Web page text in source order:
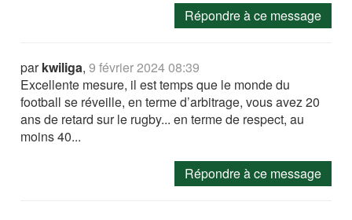
Répondre à ce message
parkwiliga,9 février 2024 08:39
Excellente mesure, il est temps que le monde du
football se réveille, en terme d’arbitrage, vous avez 20
ans de retard sur le rugby... en terme de respect, au
moins 40...
Répondre à ce message